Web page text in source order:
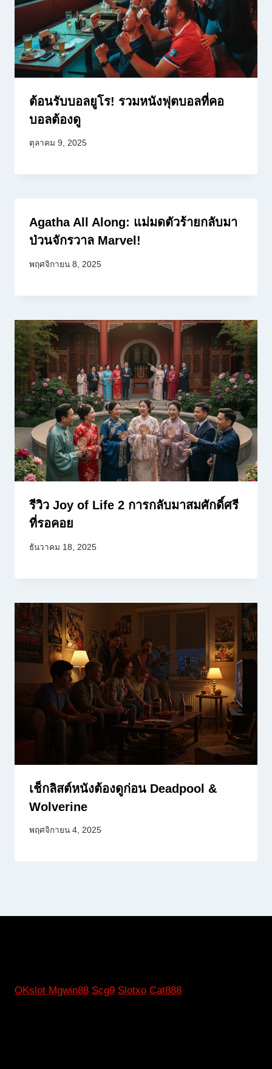
ต้อนรับบอลยูโร! รวมหนังฟุตบอลที่คอ
บอลต้องดู
ตุลาคม 9, 2025
Agatha All Along: แม่มดตัวร้ายกลับมา
ป่วนจักรวาล Marvel!
พฤศจิกายน 8, 2025
รีวิว Joy of Life 2 การกลับมาสมศักดิ์ศรี
ที่รอคอย
ธันวาคม 18, 2025
เช็กลิสต์หนังต้องดูก่อน Deadpool &
Wolverine
พฤศจิกายน 4, 2025
OKslot Mgwin88 Scg9 Slotxo Cat888